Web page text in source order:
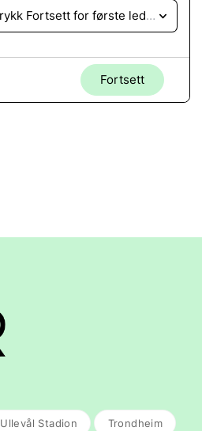
Velg spesialist eller trykk Fortsett for første ledige time
Fortsett
Ullevål Stadion Trondheim